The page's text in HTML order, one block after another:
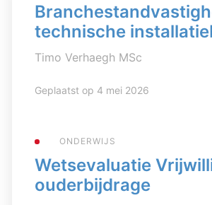
technische
Timo Verhaegh MSc
Geplaatst op 4 mei 2026
ONDERWIJS
Wetsevaluatie
ouderbijdrage